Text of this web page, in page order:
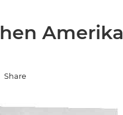
Amerika
Share